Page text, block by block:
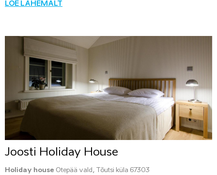
LOE LÄHEMALT
Joosti Holiday House
Holiday house Otepää vald, Tõutsi küla 67303